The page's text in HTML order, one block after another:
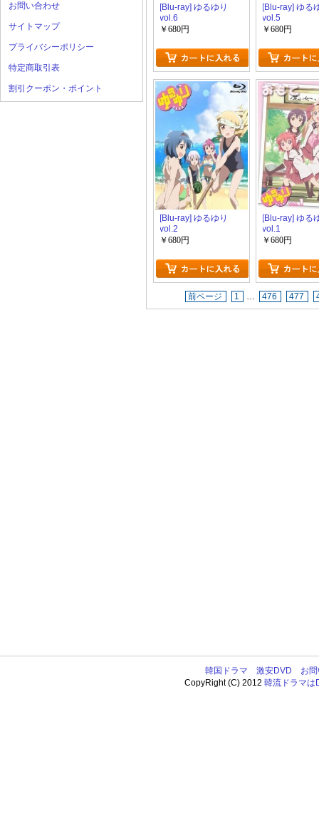
お問い合わせ
サイトマップ
プライバシーポリシー
特定商取引表
割引クーポン・ポイント
[Blu-ray] ゆるゆり
vol.6
￥680円
[Blu-ray] ゆる
vol.5
￥680円
[Blu-ray] ゆるゆり
vol.2
￥680円
[Blu-ray] ゆる
vol.1
￥680円
前ページ 1 … 476 477
韓国ドラマ 激安DVD
お
CopyRight (C) 2012韓流ドラマは